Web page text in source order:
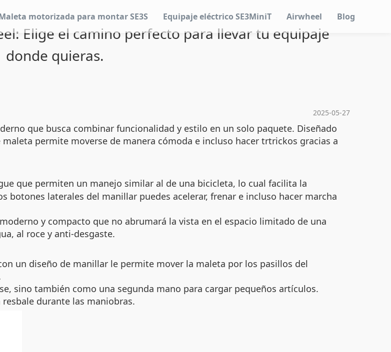
motorizada para montar SE3S Equipaje eléctrico SE3MiniT Airwheel Blog
Elige el camino perfecto para llevar tu equipaje
donde quieras.
2025-05-27
que busca combinar funcionalidad y estilo en un solo paquete. Diseñado
permite moverse de manera cómoda e incluso hacer trtrickos gracias a
que permiten un manejo similar al de una bicicleta, lo cual facilita la
botones laterales del manillar puedes acelerar, frenar e incluso hacer marcha
y compacto que no abrumará la vista en el espacio limitado de una
al roce y anti-desgaste.
un diseño de manillar le permite mover la maleta por los pasillos del
sino también como una segunda mano para cargar pequeños artículos.
durante las maniobras.